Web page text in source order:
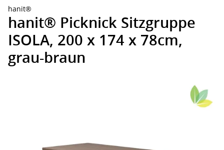
hanit®
hanit® Picknick Sitzgruppe
ISOLA, 200 x 174 x 78cm,
grau-braun